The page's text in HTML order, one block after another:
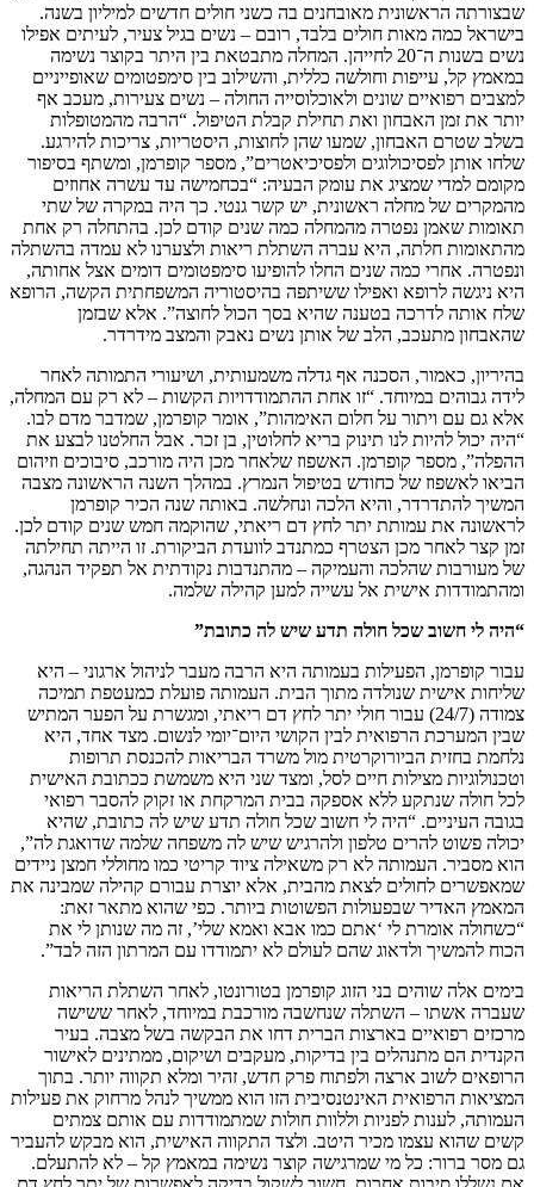
שבצורתה הראשונית מאובחנים בה כשני חולים חדשים למיליון בשנה.
בישראל כמה מאות חולים בלבד, רובם – נשים בגיל צעיר, לעיתים אפילו
נשים בשנות ה־20 לחייהן. המחלה מתבטאת בין היתר בקוצר נשימה
במאמץ קל, עייפות וחולשה כללית, והשילוב בין סימפטומים שאופייניים
למצבים רפואיים שונים ולאוכלוסייה החולה – נשים צעירות, מעכב אף
יותר את זמן האבחון ואת תחילת קבלת הטיפול. “הרבה מהמטופלות
בשלב שטרם האבחון, שמעו שהן לחוצות, היסטריות, צריכות להירגע.
שלחו אותן לפסיכולוגים ולפסיכיאטרים”, מספר קופרמן, ומשתף בסיפור
מקומם למדי שמציג את עומק הבעיה: “בכחמישה עד עשרה אחוזים
מהמקרים של מחלה ראשונית, יש קשר גנטי. כך היה במקרה של שתי
תאומות שאמן נפטרה מהמחלה כמה שנים קודם לכן. בהתחלה רק אחת
מהתאומות חלתה, היא עברה השתלת ריאות ולצערנו לא עמדה בהשתלה
ונפטרה. אחרי כמה שנים החלו להופיעו סימפטומים דומים אצל אחותה,
היא ניגשה לרופא ואפילו ששיתפה בהיסטוריה המשפחתית הקשה, הרופא
שלח אותה לדרכה בטענה שהיא בסך הכול לחוצה”. אלא שבזמן
שהאבחון מתעכב, הלב של אותן נשים נאבק והמצב מידרדר.
בהיריון, כאמור, הסכנה אף גדלה משמעותית, ושיעורי התמותה לאחר
לידה גבוהים במיוחד. “זו אחת ההתמודדויות הקשות – לא רק עם המחלה,
אלא גם עם ויתור על חלום האימהות”, אומר קופרמן, שמדבר מדם לבו.
“היה יכול להיות לנו תינוק בריא לחלוטין, בן זכר. אבל החלטנו לבצע את
ההפלה”, מספר קופרמן. האשפוז שלאחר מכן היה מורכב, סיבוכים וזיהום
הביאו לאשפוז של כחודש בטיפול הנמרץ. במהלך השנה הראשונה מצבה
המשיך להתדרדר, והיא הלכה ונחלשה. באותה שנה הכיר קופרמן
לראשונה את עמותת יתר לחץ דם ריאתי, שהוקמה חמש שנים קודם לכן.
זמן קצר לאחר מכן הצטרף כמתנדב לוועדת הביקורת. זו הייתה תחילתה
של מעורבות שהלכה והעמיקה – מהתנדבות נקודתית אל תפקיד הנהגה,
ומהתמודדות אישית אל עשייה למען קהילה שלמה.
“היה לי חשוב שכל חולה תדע שיש לה כתובת”
עבור קופרמן, הפעילות בעמותה היא הרבה מעבר לניהול ארגוני – היא
שליחות אישית שנולדה מתוך הבית. העמותה פועלת כמעטפת תמיכה
צמודה (24/7) עבור חולי יתר לחץ דם ריאתי, ומגשרת על הפער המתיש
שבין המערכת הרפואית לבין הקושי היום־יומי לנשום. מצד אחד, היא
נלחמת בחזית הביורוקרטית מול משרד הבריאות להכנסת תרופות
וטכנולוגיות מצילות חיים לסל, ומצד שני היא משמשת ככתובת האישית
לכל חולה שנתקע ללא אספקה בבית המרקחת או זקוק להסבר רפואי
בגובה העיניים. “היה לי חשוב שכל חולה תדע שיש לה כתובת, שהיא
יכולה פשוט להרים טלפון ולהרגיש שיש לה משפחה שלמה שדואגת לה”,
הוא מסביר. העמותה לא רק משאילה ציוד קריטי כמו מחוללי חמצן ניידים
שמאפשרים לחולים לצאת מהבית, אלא יוצרת עבורם קהילה שמבינה את
המאמץ האדיר שבפעולות הפשוטות ביותר. כפי שהוא מתאר זאת:
“כשחולה אומרת לי ‘אתם כמו אבא ואמא שלי’, זה מה שנותן לי את
הכוח להמשיך ולדאוג שהם לעולם לא יתמודדו עם המרתון הזה לבד”.
בימים אלה שוהים בני הזוג קופרמן בטורונטו, לאחר השתלת הריאות
שעברה אשתו – השתלה שנחשבה מורכבת במיוחד, לאחר ששישה
מרכזים רפואיים בארצות הברית דחו את הבקשה בשל מצבה. בעיר
הקנדית הם מתנהלים בין בדיקות, מעקבים ושיקום, ממתינים לאישור
הרופאים לשוב ארצה ולפתוח פרק חדש, זהיר ומלא תקווה יותר. בתוך
המציאות הרפואית האינטנסיבית הזו הוא ממשיך לנהל מרחוק את פעילות
העמותה, לענות לפניות וללוות חולות שמתמודדות עם אותם צמתים
קשים שהוא עצמו מכיר היטב. ולצד התקווה האישית, הוא מבקש להעביר
גם מסר ברור: כל מי שמרגישה קוצר נשימה במאמץ קל – לא להתעלם.